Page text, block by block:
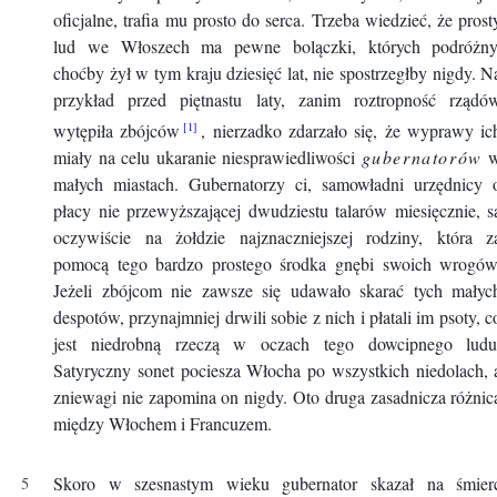
oficjalne, trafia mu prosto do serca. Trzeba wiedzieć, że
lud we Włoszech ma pewne bolączki, których
choćby żył w tym kraju dziesięć lat, nie spostrzegłby nigdy.
przykład przed piętnastu laty, zanim roztropność
wytępiła zbójców
, nierzadko zdarzało się, że wyprawy
miały na celu ukaranie niesprawiedliwości gubernatorów
małych miastach. Gubernatorzy ci, samowładni urzędnicy
płacy nie przewyższającej dwudziestu talarów miesięcznie,
oczywiście na żołdzie najznaczniejszej rodziny, która
pomocą tego bardzo prostego środka gnębi swoich
Jeżeli zbójcom nie zawsze się udawało skarać tych
despotów, przynajmniej drwili sobie z nich i płatali im psoty,
jest niedrobną rzeczą w oczach tego dowcipnego
Satyryczny sonet pociesza Włocha po wszystkich niedolach,
zniewagi nie zapomina on nigdy. Oto druga zasadnicza
między Włochem i Francuzem.
Skoro w szesnastym wieku gubernator skazał na